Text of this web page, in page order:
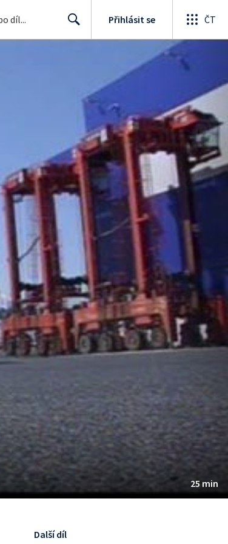
Přihlásit se ČT
25 min
Další díl